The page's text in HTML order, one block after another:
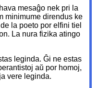
mesaĝo nek pri la
minimume direndus ke
la poeto por elfini tiel
La nura fizika atingo
leginda. Ĝi ne estas
aŭ por homoj,
vere leginda.